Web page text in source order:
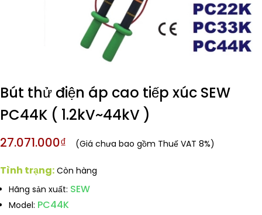
Bút thử điện áp cao tiếp xúc SEW
PC44K ( 1.2kV~44kV )
27.071.000₫ (Giá chưa bao gồm Thuế VAT 8%)
Tình trạng: Còn hàng
Hãng sản xuất: SEW
Model: PC44K